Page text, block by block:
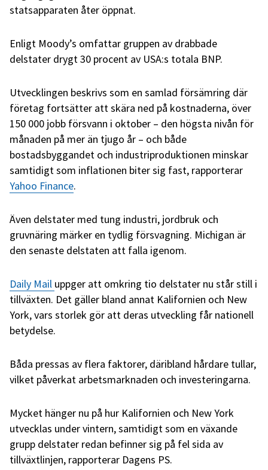
statsapparaten åter öppnat.
Enligt Moody’s omfattar gruppen av drabbade
delstater drygt 30 procent av USA:s totala BNP.
Utvecklingen beskrivs som en samlad försämring där
företag fortsätter att skära ned på kostnaderna, över
150 000 jobb försvann i oktober – den högsta nivån för
månaden på mer än tjugo år – och både
bostadsbyggandet och industriproduktionen minskar
samtidigt som inflationen biter sig fast, rapporterar
Yahoo Finance.
Även delstater med tung industri, jordbruk och
gruvnäring märker en tydlig försvagning. Michigan är
den senaste delstaten att falla igenom.
Daily Mail uppger att omkring tio delstater nu står still i
tillväxten. Det gäller bland annat Kalifornien och New
York, vars storlek gör att deras utveckling får nationell
betydelse.
Båda pressas av flera faktorer, däribland hårdare tullar,
vilket påverkat arbetsmarknaden och investeringarna.
Mycket hänger nu på hur Kalifornien och New York
utvecklas under vintern, samtidigt som en växande
grupp delstater redan befinner sig på fel sida av
tillväxtlinjen, rapporterar Dagens PS.